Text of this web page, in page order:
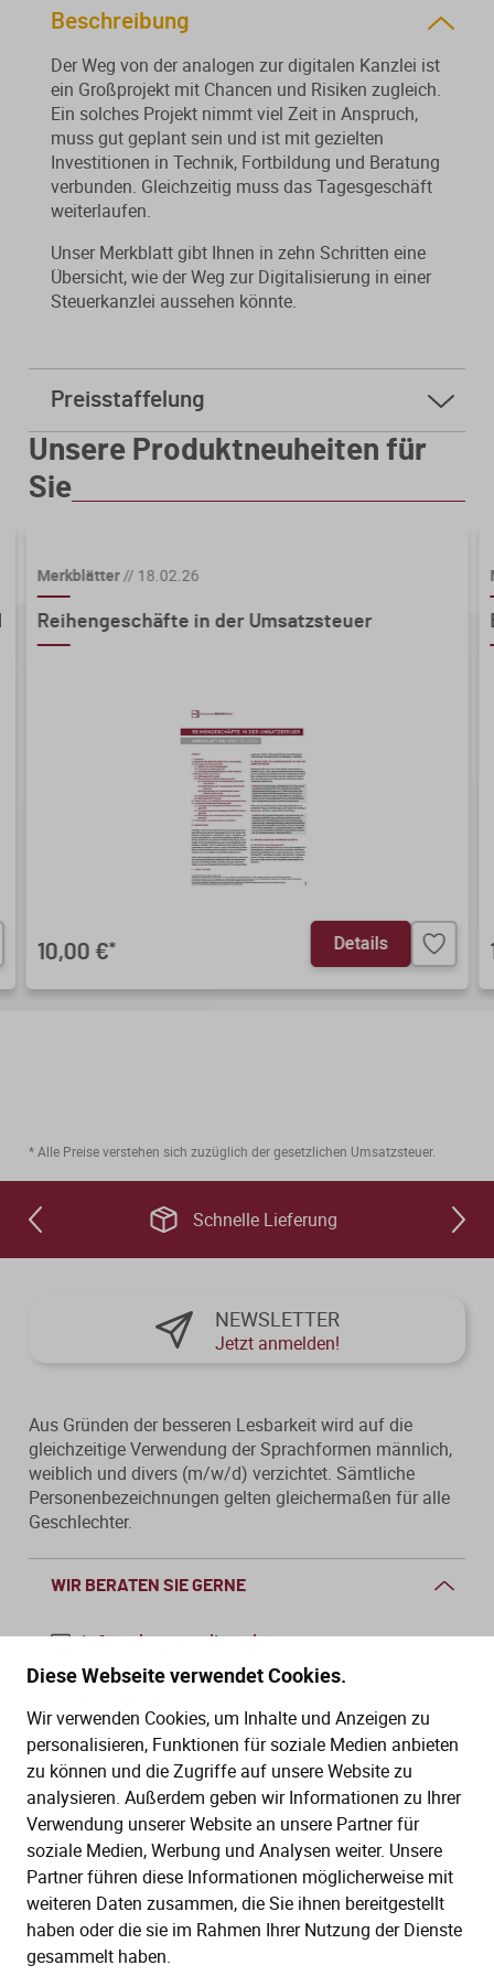
Diese Webseite verwendet Cookies.
Wir verwenden Cookies, um Inhalte und Anzeigen zu
personalisieren, Funktionen für soziale Medien anbieten
zu können und die Zugriffe auf unsere Website zu
analysieren. Außerdem geben wir Informationen zu Ihrer
Verwendung unserer Website an unsere Partner für
soziale Medien, Werbung und Analysen weiter. Unsere
Partner führen diese Informationen möglicherweise mit
weiteren Daten zusammen, die Sie ihnen bereitgestellt
haben oder die sie im Rahmen Ihrer Nutzung der Dienste
gesammelt haben.
Beschreibung
Der Weg von der analogen zur digitalen Kanzlei ist
ein Großprojekt mit Chancen und Risiken zugleich.
Ein solches Projekt nimmt viel Zeit in Anspruch,
muss gut geplant sein und ist mit gezielten
Investitionen in Technik, Fortbildung und Beratung
verbunden. Gleichzeitig muss das Tagesgeschäft
weiterlaufen.
Unser Merkblatt gibt Ihnen in zehn Schritten eine
Übersicht, wie der Weg zur Digitalisierung in einer
Steuerkanzlei aussehen könnte.
Preisstaffelung
ab5 Stk.3,80 € * sparen Sie 46%
ab10 Stk. 2,60 € * sparen Sie 63%
Mindestbestellmenge 2 Stk.
Unsere Produktneuheiten für
Sie
Merkblätter// 18.02.26
Reihengeschäfte in der Umsatzsteuer
10,00 €* Details
* Alle Preise verstehen sich zuzüglich der gesetzlichen Umsatzsteuer.
Schnelle Lieferung
WIR BERATEN SIE GERNE
info@dws-medien.de
Mo.–Do. 08:00–16:00 Uhr
Fr. 08:00–13:30 Uhr
SERVICE
Hilfe (FAQ)
Gesetze
Kontakt
KAUF UND BESTELLUNG
Versand und Lieferung
NEWSLETTER
Jetzt anmelden!
Aus Gründen der besseren Lesbarkeit wird auf die
gleichzeitige Verwendung der Sprachformen männlich,
weiblich und divers (m/w/d) verzichtet. Sämtliche
Personenbezeichnungen gelten gleichermaßen für alle
Geschlechter.